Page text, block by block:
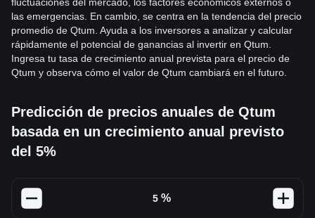
las emergencias. En cambio, se centra en la tendencia del precio
promedio de Qtum. Ayuda a los inversores a analizar y calcular
rápidamente el potencial de ganancias al invertir en Qtum.
Ingresa tu tasa de crecimiento anual prevista para el precio de
Qtum y observa cómo el valor de Qtum cambiará en el futuro.
Predicción de precios anuales de Qtum
basada en un crecimiento anual previsto
del 5%
%